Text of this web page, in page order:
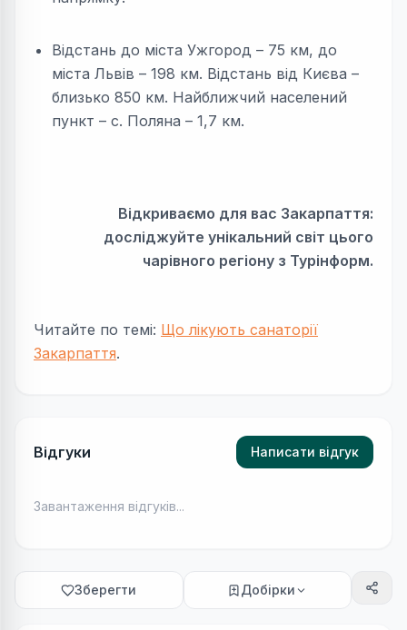
Відстань до міста Ужгород – 75 км, до
міста Львів – 198 км. Відстань від Києва –
близько 850 км. Найближчий населений
пункт – с. Поляна – 1,7 км.
Відкриваємо для вас Закарпаття:
досліджуйте унікальний світ цього
чарівного регіону з Турінформ.
Читайте по темі: Що лікують санаторії
Закарпаття.
Відгуки Написати відгук
Завантаження відгуків...
Зберегти Добірки